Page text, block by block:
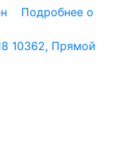
Подробнее о
10362, Прямой